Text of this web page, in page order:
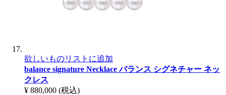
欲しいものリストに追加
balance signature Necklaceバランス シグネチャー ネッ
クレス
¥ 880,000 (税込)